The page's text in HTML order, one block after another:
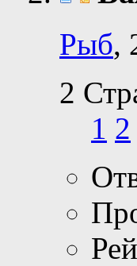
Рыб,
2
1 2